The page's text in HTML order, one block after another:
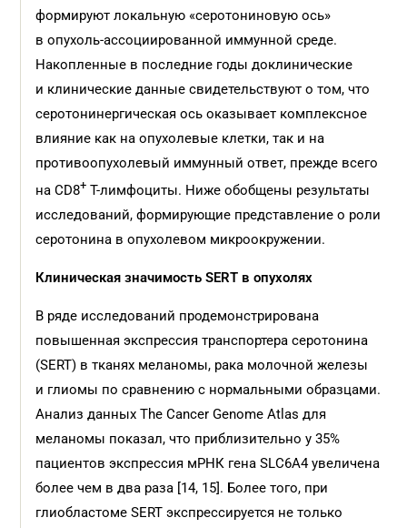
формируют локальную «серотониновую ось»
в опухоль‑ассоциированной иммунной среде.
Накопленные в последние годы доклинические
и клинические данные свидетельствуют о том, что
серотонинергическая ось оказывает комплексное
влияние как на опухолевые клетки, так и на
противоопухолевый иммунный ответ, прежде всего
на CD8+ Т-лимфоциты. Ниже обобщены результаты
исследований, формирующие представление о роли
серотонина в опухолевом микроокружении.
Клиническая значимость SERT в опухолях
В ряде исследований продемонстрирована
повышенная экспрессия транспортера серотонина
(SERT) в тканях меланомы, рака молочной железы
и глиомы по сравнению с нормальными образцами.
Анализ данных The Cancer Genome Atlas для
меланомы показал, что приблизительно у 35%
пациентов экспрессия мРНК гена SLC6A4 увеличена
более чем в два раза [14, 15]. Более того, при
глиобластоме SERT экспрессируется не только